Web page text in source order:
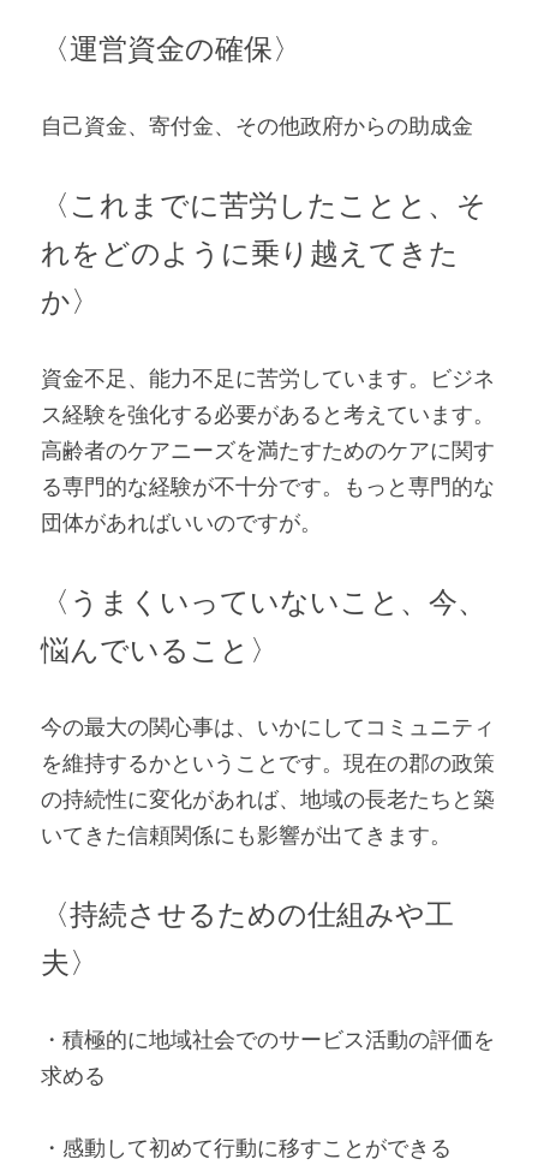
〈運営資金の確保〉
自己資金、寄付金、その他政府からの助成金
〈これまでに苦労したことと、そ
れをどのように乗り越えてきた
か〉
資金不足、能力不足に苦労しています。ビジネ
ス経験を強化する必要があると考えています。
高齢者のケアニーズを満たすためのケアに関す
る専門的な経験が不十分です。もっと専門的な
団体があればいいのですが。
〈うまくいっていないこと、今、
悩んでいること〉
今の最大の関心事は、いかにしてコミュニティ
を維持するかということです。現在の郡の政策
の持続性に変化があれば、地域の長老たちと築
いてきた信頼関係にも影響が出てきます。
〈持続させるための仕組みや工
夫〉
・積極的に地域社会でのサービス活動の評価を
求める
・感動して初めて行動に移すことができる